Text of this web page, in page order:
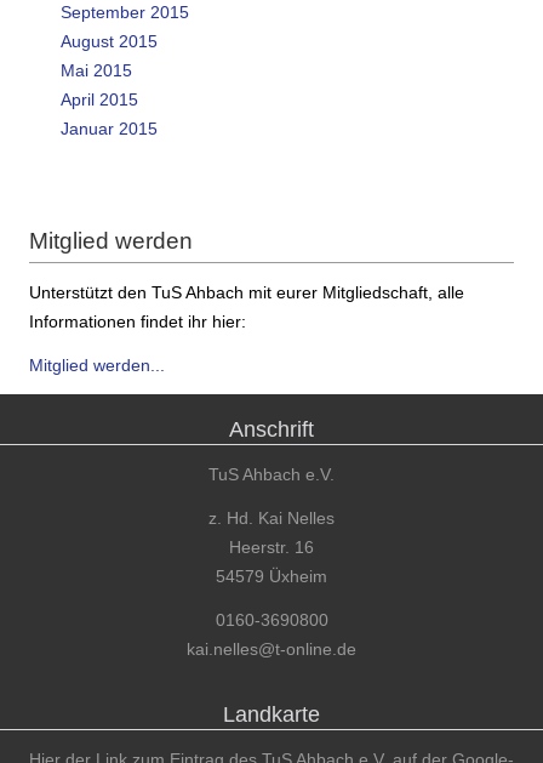
September 2015
August 2015
Mai 2015
April 2015
Januar 2015
Mitglied werden
Unterstützt den TuS Ahbach mit eurer Mitgliedschaft, alle
Informationen findet ihr hier:
Mitglied werden...
Anschrift
TuS Ahbach e.V.
z. Hd. Kai Nelles
Heerstr. 16
54579 Üxheim
0160-3690800
kai.nelles@t-online.de
Landkarte